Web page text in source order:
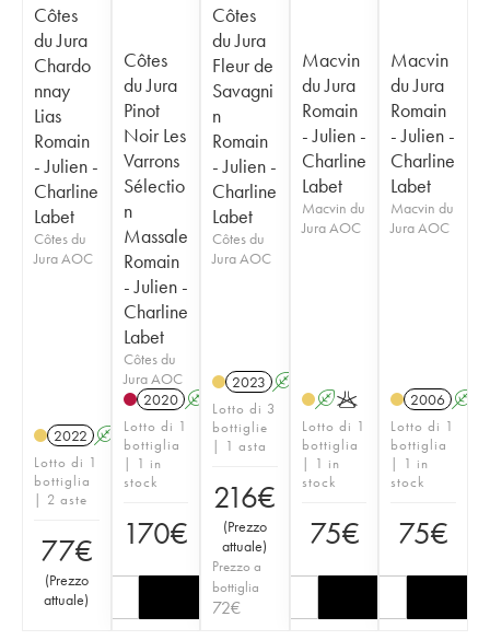
Côtes
du Jura
Chardo
nnay
Lias
Romain
- Julien -
Charline
Labet
Côtes du
Jura AOC
2022 A K
Lotto di 1
bottiglia
| 2 aste
77€
(Prezzo
attuale)
Côtes
du Jura
Pinot
Noir Les
Varrons
Sélectio
n
Massale
Romain
- Julien -
Charline
Labet
Côtes du
Jura AOC
2020 A K
Lotto di 1
bottiglia
| 1 in
stock
170€
Côtes
du Jura
Fleur de
Savagni
n
Romain
- Julien -
Charline
Labet
Côtes du
Jura AOC
2023 A
Lotto di 3
bottiglie
| 1 asta
216€
(Prezzo
attuale)
Prezzo a
bottiglia
72€
Macvin
du Jura
Romain
- Julien -
Charline
Labet
Macvin du
Jura AOC
AK
Lotto di 1
bottiglia
| 1 in
stock
75€
Macvin
du Jura
Romain
- Julien -
Charline
Labet
Macvin du
Jura AOC
2006 A
Lotto di 1
bottiglia
| 1 in
stock
75€